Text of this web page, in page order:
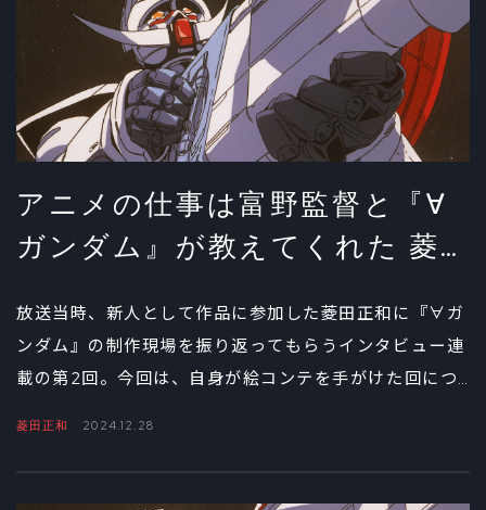
アニメの仕事は富野監督と『∀
ガンダム』が教えてくれた 菱
放送当時、新人として作品に参加した菱田正和に『∀ガ
ンダム』の制作現場を振り返ってもらうインタビュー連
載の第2回。今回は、自身が絵コンテを手がけた回につ
菱田正和 2024.12.28